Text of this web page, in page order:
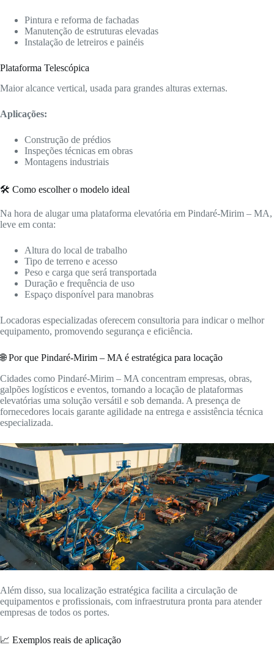
Pintura e reforma de fachadas
Manutenção de estruturas elevadas
Instalação de letreiros e painéis
Plataforma Telescópica
Maior alcance vertical, usada para grandes alturas externas.
Aplicações:
Construção de prédios
Inspeções técnicas em obras
Montagens industriais
🛠️ Como escolher o modelo ideal
Na hora de alugar uma plataforma elevatória em Pindaré-Mirim – MA,
leve em conta:
Altura do local de trabalho
Tipo de terreno e acesso
Peso e carga que será transportada
Duração e frequência de uso
Espaço disponível para manobras
Locadoras especializadas oferecem consultoria para indicar o melhor
equipamento, promovendo segurança e eficiência.
🌐 Por que Pindaré-Mirim – MA é estratégica para locação
Cidades como Pindaré-Mirim – MA concentram empresas, obras,
galpões logísticos e eventos, tornando a locação de plataformas
elevatórias uma solução versátil e sob demanda. A presença de
fornecedores locais garante agilidade na entrega e assistência técnica
especializada.
Além disso, sua localização estratégica facilita a circulação de
equipamentos e profissionais, com infraestrutura pronta para atender
empresas de todos os portes.
📈 Exemplos reais de aplicação